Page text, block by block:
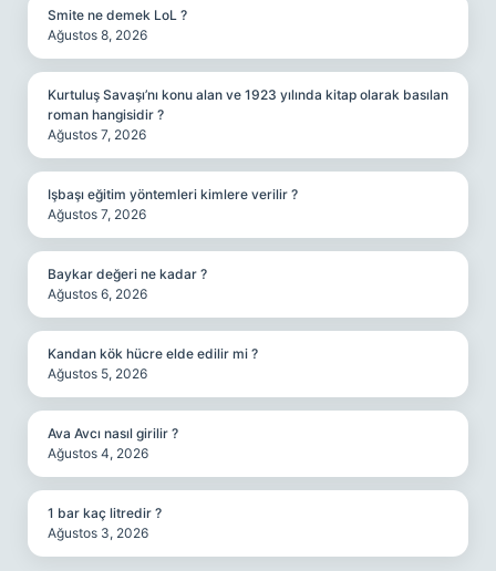
Smite ne demek LoL ?
Ağustos 8, 2026
Kurtuluş Savaşı’nı konu alan ve 1923 yılında kitap olarak basılan
roman hangisidir ?
Ağustos 7, 2026
Işbaşı eğitim yöntemleri kimlere verilir ?
Ağustos 7, 2026
Baykar değeri ne kadar ?
Ağustos 6, 2026
Kandan kök hücre elde edilir mi ?
Ağustos 5, 2026
Ava Avcı nasıl girilir ?
Ağustos 4, 2026
1 bar kaç litredir ?
Ağustos 3, 2026